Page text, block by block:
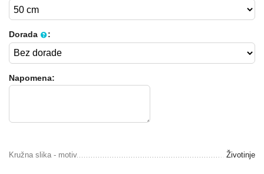
Dorada :
Napomena:
Kružna slika - motiv Životinje